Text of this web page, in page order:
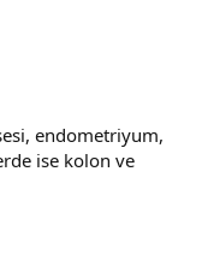
endometriyum,
ise kolon ve